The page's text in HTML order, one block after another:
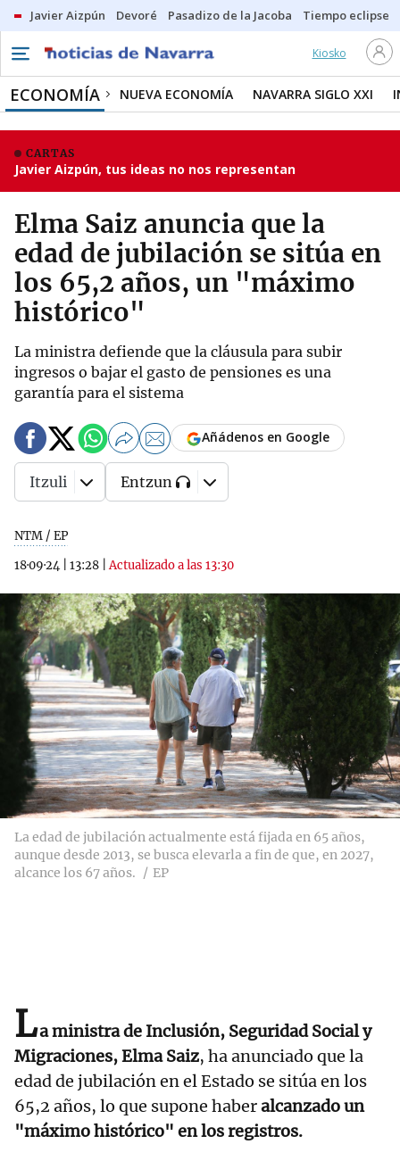
Javier Aizpún Devoré Pasadizo de la Jacoba Tiempo eclipse
Kiosko
ECONOMÍA NUEVA ECONOMÍA NAVARRA SIGLO XXI
CARTAS
Javier Aizpún, tus ideas no nos representan
Elma Saiz anuncia que la
edad de jubilación se sitúa en
los 65,2 años, un "máximo
histórico"
La ministra defiende que la cláusula para subir
ingresos o bajar el gasto de pensiones es una
garantía para el sistema
NTM / EP
18·09·24
13:28 |Actualizado a las 13:30
Añádenos en Google
Itzuli Entzun
La edad de jubilación actualmente está fijada en 65 años,
aunque desde 2013, se busca elevarla a fin de que, en 2027,
alcance los 67 años.
EP
La ministra de Inclusión, Seguridad Social y
Migraciones, Elma Saiz, ha anunciado que la
edad de jubilación en el Estado se sitúa en los
65,2 años, lo que supone haberalcanzado un
"máximo histórico" en los registros.